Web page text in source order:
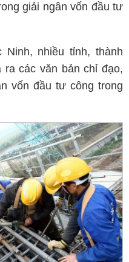
giải ngân vốn đầu tư
nhiều tỉnh, thành
các văn bản chỉ đạo,
vốn đầu tư công trong